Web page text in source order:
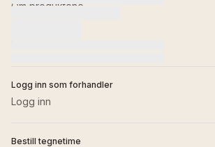
Om produktene
Logg inn som forhandler
Logg inn
Bestill tegnetime